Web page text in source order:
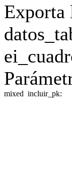
Exporta
mixed incluir_pk: